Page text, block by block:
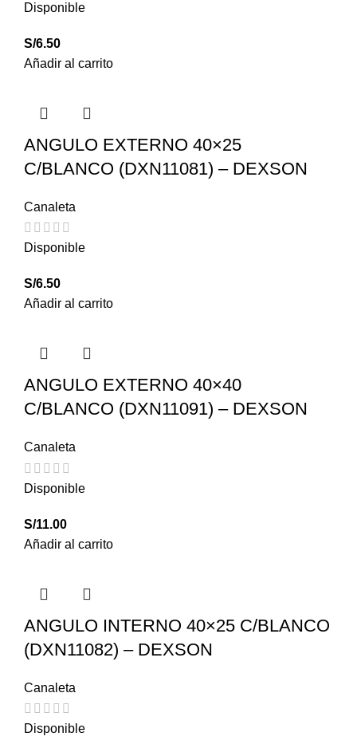
Disponible
S/6.50
Añadir al carrito
ANGULO EXTERNO 40×25
C/BLANCO (DXN11081) – DEXSON
Canaleta
Disponible
S/6.50
Añadir al carrito
ANGULO EXTERNO 40×40
C/BLANCO (DXN11091) – DEXSON
Canaleta
Disponible
S/11.00
Añadir al carrito
ANGULO INTERNO 40×25 C/BLANCO
(DXN11082) – DEXSON
Canaleta
Disponible